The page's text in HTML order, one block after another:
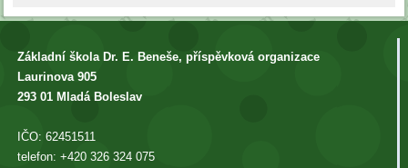
Základní škola Dr. E. Beneše, příspěvková organizace
Laurinova 905
293 01 Mladá Boleslav
IČO: 62451511
telefon: +420 326 324 075